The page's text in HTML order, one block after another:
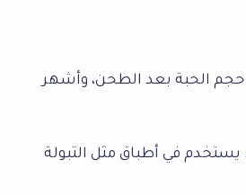
الحبة بعد الطحن، وأشهر
: يستخدم في أطباق مثل التبولة